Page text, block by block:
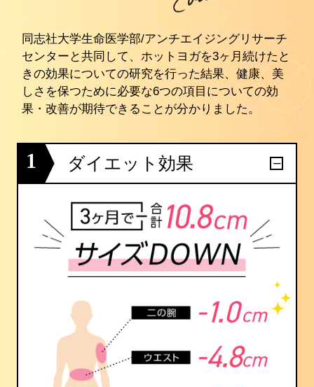
同志社大学生命医学部/アンチエイジングリサーチ
センターと共同して、ホットヨガを3ヶ月続けたと
きの効果についての研究を行った結果、健康、美
しさを保つために必要な6つの項目についての効
果・改善が期待できることが分かりました。
1 ダイエット効果